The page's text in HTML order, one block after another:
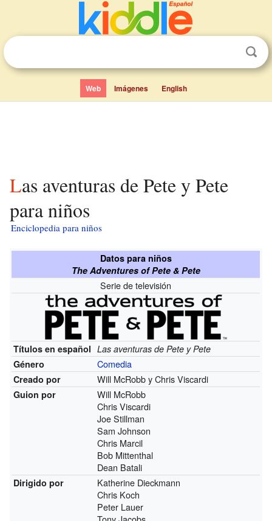
Web Imágenes English
Las aventuras de Pete y Pete
para niños
Enciclopedia para niños
Datos para niños
The Adventures of Pete & Pete
Serie de televisión
Títulos en español Las aventuras de Pete y Pete
Género
Comedia
Creado por Will McRobb y Chris Viscardi
Guion por
Will McRobb
Chris Viscardi
Joe Stillman
Sam Johnson
Chris Marcil
Bob Mittenthal
Dean Batali
Dirigido por
Katherine Dieckmann
Chris Koch
Peter Lauer